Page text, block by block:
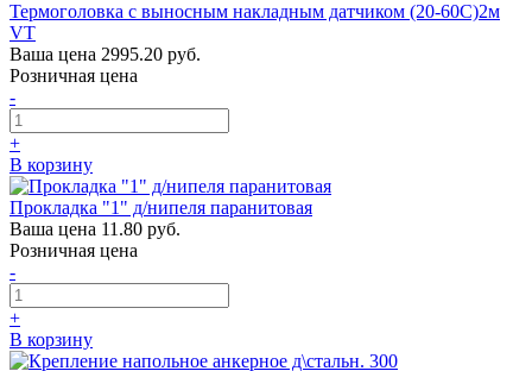
Термоголовка с выносным накладным датчиком (20-60С)2м
VT
Ваша цена 2995.20 руб.
Розничная цена
-
+
В корзину
Прокладка "1" д/нипеля паранитовая
Ваша цена 11.80 руб.
Розничная цена
-
+
В корзину